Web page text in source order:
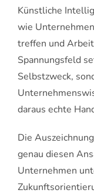
Künstliche
wie
treffen und
Spannungsfeld
Selbstzweck,
daraus echte
Die
genau diesen
Unternehmen